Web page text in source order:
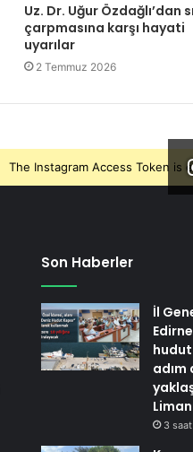
Uz. Dr. Uğur Özdağlı’dan
çarpmasına karşı hayati
uyarılar
2 Temmuz 2026
The Instagram Access Token
Son Haberler
İl
hudut
adım
3